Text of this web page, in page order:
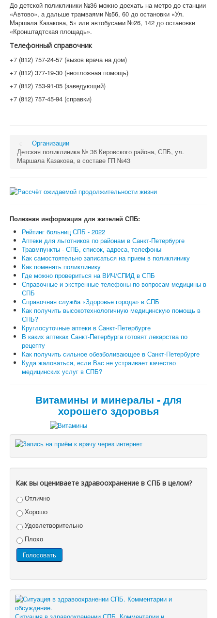
До детской поликлиники №36 можно доехать на метро до станции
«Автово», а дальше трамваями №56, 60 до остановки «Ул.
Маршала Казакова, 5» или автобусами №26, 142 до остановки
«Кронштадтская площадь».
Телефонный справочник
+7 (812) 757-24-57 (вызов врача на дом)
+7 (812) 377-19-30 (неотложная помощь)
+7 (812) 753-91-05 (заведующий)
+7 (812) 757-45-94 (справки)
Организации
Детская поликлиника № 36 Кировского района, СПБ, ул.
Маршала Казакова, в составе ГП №43
Полезная информация для жителей СПБ:
Рейтинг больниц СПБ - 2022
Аптеки для льготников по районам в Санкт-Петербурге
Травмпункты - СПБ, список, адреса, телефоны
Как самостоятельно записаться на прием в поликлинику
Как поменять поликлинику
Где можно провериться на ВИЧ/СПИД в СПБ
Справочные и экстренные телефоны по вопросам медицины в
СПБ
Справочная служба «Здоровье города» в СПБ
Как получить высокотехнологичную медицинскую помощь в
СПБ?
Круглосуточные аптеки в Санкт-Петербурге
В каких аптеках Санкт-Петербурга готовят лекарства по
рецепту
Как получить сильное обезболивающее в Санкт-Петербурге
Куда жаловаться, если Вас не устраивает качество
медицинских услуг в СПБ?
Витамины и минералы - для
хорошего здоровья
Как вы оцениваете здравоохранение в СПБ в целом?
Отлично
Хорошо
Удовлетворительно
Плохо